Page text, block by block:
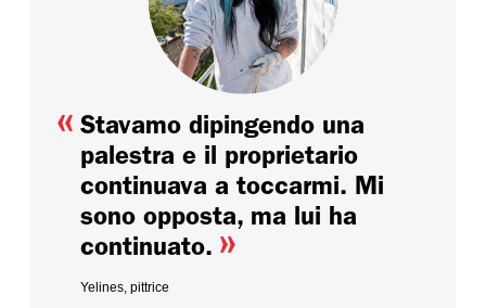
« Stavamo dipingendo una
palestra e il proprietario
continuava a toccarmi. Mi
sono opposta, ma lui ha
continuato.»
Yelines, pittrice